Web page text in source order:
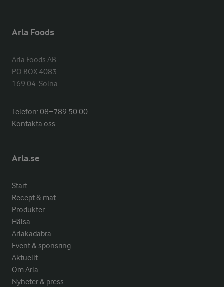
Arla Foods
Arla Foods AB
PO BOX 4083
169 04  Solna
Telefon:08−789 50 00
Kontakta oss
Arla.se
Start
Recept & mat
Produkter
Hälsa
Arlakadabra
Event & sponsring
Aktuellt
Om Arla
Nyheter & press